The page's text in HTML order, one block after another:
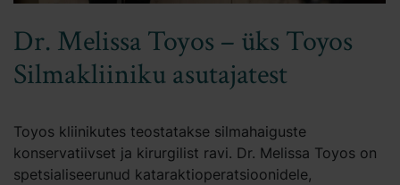
Dr. Melissa Toyos – üks Toyos
Silmakliiniku asutajatest
Toyos kliinikutes teostatakse silmahaiguste
konservatiivset ja kirurgilist ravi. Dr. Melissa Toyos on
spetsialiseerunud kataraktioperatsioonidele,